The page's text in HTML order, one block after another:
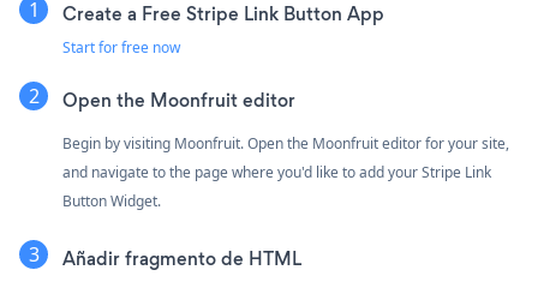
Create a Free Stripe Link Button App
Start for free now
Open the Moonfruit editor
Begin by visiting Moonfruit. Open the Moonfruit editor for your site,
and navigate to the page where you'd like to add your Stripe Link
Button Widget.
Añadir fragmento de HTML